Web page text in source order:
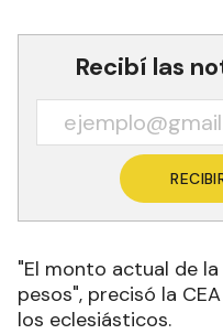
Recibí las
"El monto actual de
pesos", precisó la
los eclesiásticos.